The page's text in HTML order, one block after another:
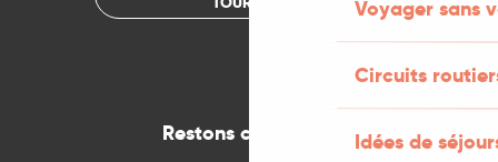
Voyager sans
Circuits
Idées de
Restons connectés